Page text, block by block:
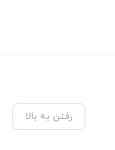
رفتن به بالا